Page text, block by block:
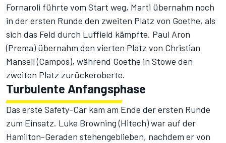
Fornaroli führte vom Start weg, Marti übernahm noch
in der ersten Runde den zweiten Platz von Goethe, als
sich das Feld durch Luffield kämpfte. Paul Aron
(Prema) übernahm den vierten Platz von Christian
Mansell (Campos), während Goethe in Stowe den
zweiten Platz zurückeroberte.
Turbulente Anfangsphase
Das erste Safety-Car kam am Ende der ersten Runde
zum Einsatz. Luke Browning (Hitech) war auf der
Hamilton-Geraden stehengeblieben, nachdem er von